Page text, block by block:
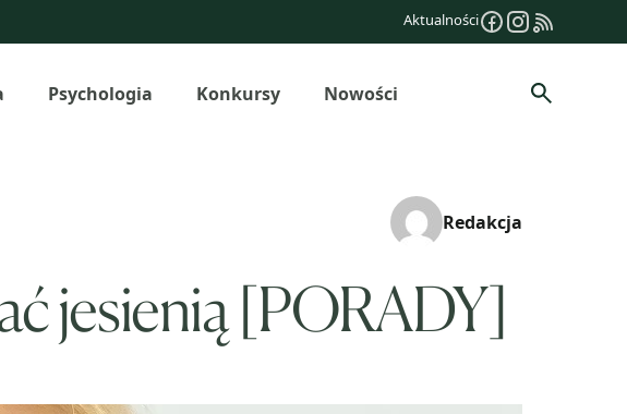
Aktualności
Psychologia Konkursy Nowości Szukaj
Redakcja
jesienią [PORADY]